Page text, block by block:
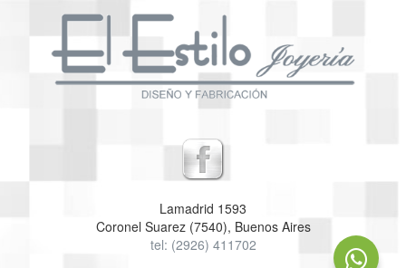
Lamadrid 1593
Coronel Suarez (7540), Buenos Aires
tel: (2926) 411702